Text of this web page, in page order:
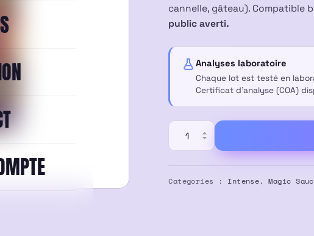
initial
24,90 €.
actuel
17,50 €.
cannelle, gâteau). Compatible
public averti.
Analyses laboratoire
Chaque lot est testé en
Certificat d’analyse (COA)
quantité
de
Catégories : Intense,Magic